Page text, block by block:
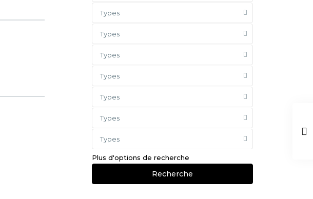
Types
Types
Types
Types
Types
Types
Types
Plus d'options de recherche
Recherche